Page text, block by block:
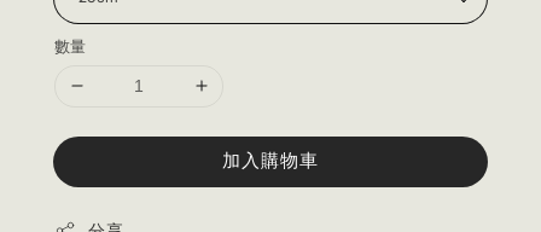
數量
加入購物車